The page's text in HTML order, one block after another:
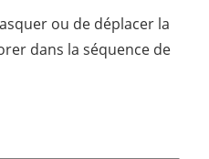
ou de déplacer la
dans la séquence de